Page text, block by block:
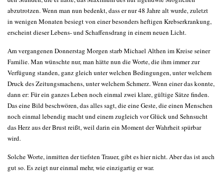
abzutrotzen. Wenn man nun bedenkt, dass er nur 48 Jahre alt wurde, zuletzt
in wenigen Monaten besiegt von einer besonders heftigen Krebserkrankung,
erscheint dieser Lebens- und Schaffensdrang in einem neuen Licht.
Am vergangenen Donnerstag Morgen starb Michael Althen im Kreise seiner
Familie. Man wünschte nur, man hätte nun die Worte, die ihm immer zur
Verfügung standen, ganz gleich unter welchen Bedingungen, unter welchem
Druck des Zeitungsmachens, unter welchem Schmerz. Wenn einer das konnte,
dann er: Für ein ganzes Leben noch einmal zwei klare, gültige Sätze finden.
Das eine Bild beschwören, das alles sagt, die eine Geste, die einen Menschen
noch einmal lebendig macht und einem zugleich vor Glück und Sehnsucht
das Herz aus der Brust reißt, weil darin ein Moment der Wahrheit spürbar
wird.
Solche Worte, inmitten der tiefsten Trauer, gibt es hier nicht. Aber das ist auch
gut so. Es zeigt nur einmal mehr, wie einzigartig er war.